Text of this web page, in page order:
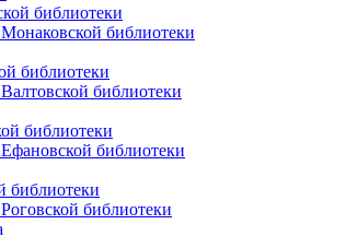
библиотеки
библиотеки
библиотеки
библиотеки
библиотеки
библиотеки
библиотеки
библиотеки